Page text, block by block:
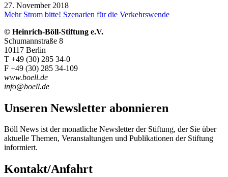
27. November 2018
Mehr Strom bitte! Szenarien für die Verkehrswende
Zum
Warenkorb
hinzugefügt:
weiter
lesen
Warenkorb
© Heinrich-Böll-Stiftung e.V.
Schumannstraße 8
10117 Berlin
T +49 (30) 285 34-0
F +49 (30) 285 34-109
www.boell.de
info@boell.de
Unseren Newsletter abonnieren
Böll News ist der monatliche Newsletter der Stiftung, der Sie über
aktuelle Themen, Veranstaltungen und Publikationen der Stiftung
informiert.
Kontakt/Anfahrt